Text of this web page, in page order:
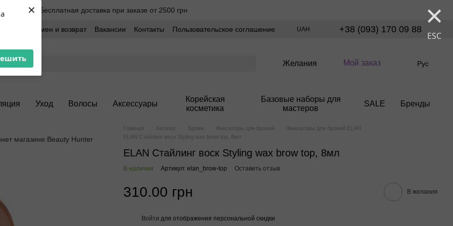
× ×
ESC
Бесплатная доставка при заказе от 2500 грн
Обмен и возврат Вакансии Контакты
Пользовательское соглашение
UAH +38 (093) 170 09 88
Желания Мой заказ Рус
Уход Волосы Аксессуары
Корейская
косметика
Базовые наборы для
мастеров
SALE Бренды
Главная Каталог Брови Фиксаторы для бровей
Фиксаторы для бровей ELAN
ELAN Стайлинг воск Styling wax brow top, 8мл
ELAN Стайлинг воск Styling wax brow top, 8мл
В наличии Артикул: elan_brow-top Оставить отзыв
310.00 грн В желания
Войти для отображения персональной скидки